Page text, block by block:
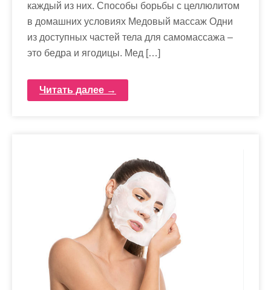
каждый из них. Способы борьбы с целлюлитом
в домашних условиях Медовый массаж Одни
из доступных частей тела для самомассажа –
это бедра и ягодицы. Мед […]
Читать далее →